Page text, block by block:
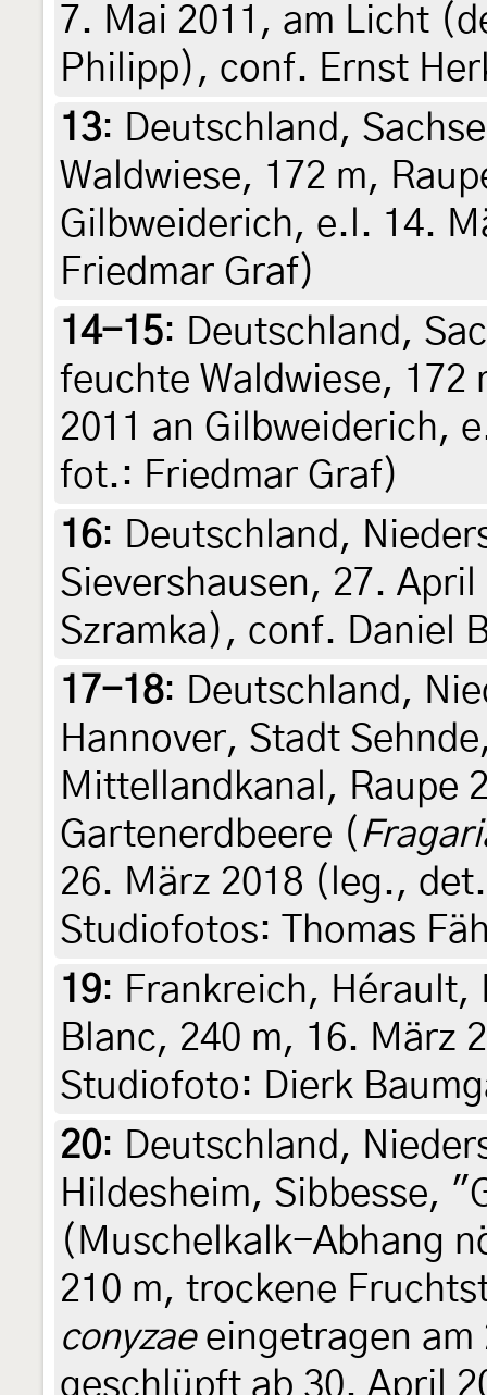
7. Mai 2011, am Licht
Philipp), conf. Ernst
13: Deutschland,
Waldwiese, 172 m,
Gilbweiderich, e.l. 14.
Friedmar Graf)
14-15: Deutschland,
feuchte Waldwiese, 172
2011 an Gilbweiderich,
fot.: Friedmar Graf)
16: Deutschland,
Sievershausen, 27.
Szramka), conf. Daniel
17-18: Deutschland,
Hannover, Stadt
Mittellandkanal, Raupe
Gartenerdbeere (
26. März 2018 (leg.,
Studiofotos: Thomas
19: Frankreich,
Blanc, 240 m, 16. März
Studiofoto: Dierk
20: Deutschland,
Hildesheim, Sibbesse,
(Muschelkalk-Abhang
210 m, trockene
conyzaeeingetragen am
geschlüpft ab 30. April